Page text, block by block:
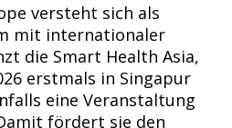
versteht sich als
mit internationaler
die Smart Health Asia,
erstmals in Singapur
eine Veranstaltung
fördert sie den